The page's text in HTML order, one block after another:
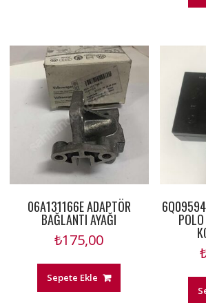
06A131166E ADAPTÖR
BAĞLANTI AYAĞI
₺175,00
Sepete Ekle